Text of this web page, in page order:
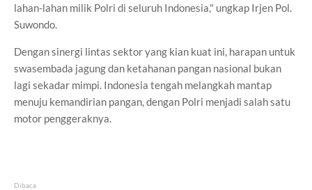
lahan-lahan milik Polri di seluruh Indonesia," ungkap Irjen Pol.
Suwondo.
Dengan sinergi lintas sektor yang kian kuat ini, harapan untuk
swasembada jagung dan ketahanan pangan nasional bukan
lagi sekadar mimpi. Indonesia tengah melangkah mantap
menuju kemandirian pangan, dengan Polri menjadi salah satu
motor penggeraknya.
Dibaca